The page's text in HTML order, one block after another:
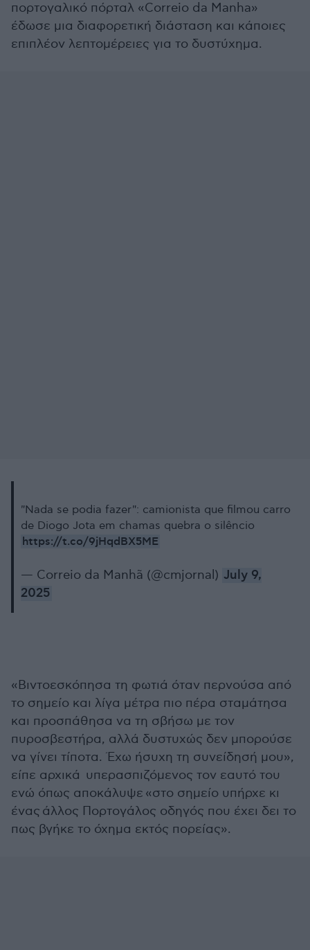
πορτογαλικό πόρταλ «Correio da Manha»
έδωσε μια διαφορετική διάσταση και κάποιες
επιπλέον λεπτομέρειες για το δυστύχημα.
"Nada se podia fazer": camionista que filmou carro
de Diogo Jota em chamas quebra o silêncio
https://t.co/9jHqdBX5ME
— Correio da Manhã (@cmjornal) July 9,
2025
«Βιντοεσκόπησα τη φωτιά όταν περνούσα από
το σημείο και λίγα μέτρα πιο πέρα σταμάτησα
και προσπάθησα να τη σβήσω με τον
πυροσβεστήρα, αλλά δυστυχώς δεν μπορούσε
να γίνει τίποτα. Έχω ήσυχη τη συνείδησή μου»,
είπε αρχικά υπερασπιζόμενος τον εαυτό του
ενώ όπως αποκάλυψε «στο σημείο υπήρχε κι
ένας άλλος Πορτογάλος οδηγός που έχει δει το
πως βγήκε το όχημα εκτός πορείας».